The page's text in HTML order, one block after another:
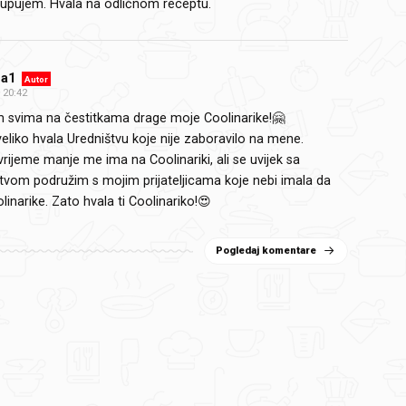
Hvala na odličnom receptu.
Autor
20:42
svima na čestitkama drage moje Coolinarike!🤗
hvala Uredništvu koje nije zaboravilo na mene.
manje me ima na Coolinariki, ali se uvijek sa
podružim s mojim prijateljicama koje nebi imala da
Zato hvala ti Coolinariko!😍
Pogledaj komentare